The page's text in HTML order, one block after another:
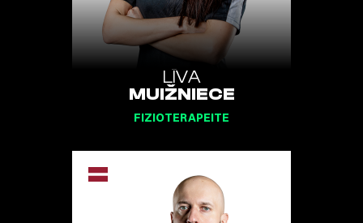
LĪVA
MUIŽNIECE
FIZIOTERAPEITE